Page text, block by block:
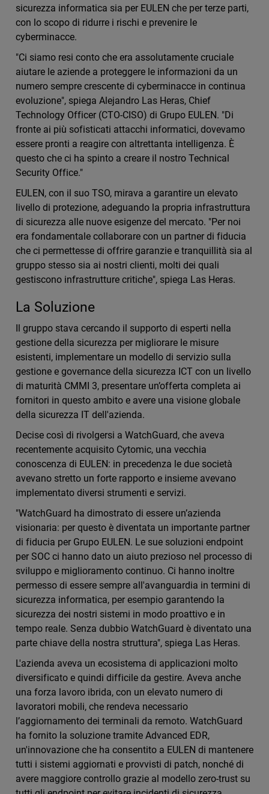
sicurezza informatica sia per EULEN che per terze parti,
con lo scopo di ridurre i rischi e prevenire le
cyberminacce.
"Ci siamo resi conto che era assolutamente cruciale
aiutare le aziende a proteggere le informazioni da un
numero sempre crescente di cyberminacce in continua
evoluzione", spiega Alejandro Las Heras, Chief
Technology Officer (CTO-CISO) di Grupo EULEN. "Di
fronte ai più sofisticati attacchi informatici, dovevamo
essere pronti a reagire con altrettanta intelligenza. È
questo che ci ha spinto a creare il nostro Technical
Security Office."
EULEN, con il suo TSO, mirava a garantire un elevato
livello di protezione, adeguando la propria infrastruttura
di sicurezza alle nuove esigenze del mercato. "Per noi
era fondamentale collaborare con un partner di fiducia
che ci permettesse di offrire garanzie e tranquillità sia al
gruppo stesso sia ai nostri clienti, molti dei quali
gestiscono infrastrutture critiche", spiega Las Heras.
La Soluzione
Il gruppo stava cercando il supporto di esperti nella
gestione della sicurezza per migliorare le misure
esistenti, implementare un modello di servizio sulla
gestione e governance della sicurezza ICT con un livello
di maturità CMMI 3, presentare un’offerta completa ai
fornitori in questo ambito e avere una visione globale
della sicurezza IT dell'azienda.
Decise così di rivolgersi a WatchGuard, che aveva
recentemente acquisito Cytomic, una vecchia
conoscenza di EULEN: in precedenza le due società
avevano stretto un forte rapporto e insieme avevano
implementato diversi strumenti e servizi.
"WatchGuard ha dimostrato di essere un’azienda
visionaria: per questo è diventata un importante partner
di fiducia per Grupo EULEN. Le sue soluzioni endpoint
per SOC ci hanno dato un aiuto prezioso nel processo di
sviluppo e miglioramento continuo. Ci hanno inoltre
permesso di essere sempre all'avanguardia in termini di
sicurezza informatica, per esempio garantendo la
sicurezza dei nostri sistemi in modo proattivo e in
tempo reale. Senza dubbio WatchGuard è diventato una
parte chiave della nostra struttura", spiega Las Heras.
L'azienda aveva un ecosistema di applicazioni molto
diversificato e quindi difficile da gestire. Aveva anche
una forza lavoro ibrida, con un elevato numero di
lavoratori mobili, che rendeva necessario
l’aggiornamento dei terminali da remoto. WatchGuard
ha fornito la soluzione tramite Advanced EDR,
un'innovazione che ha consentito a EULEN di mantenere
tutti i sistemi aggiornati e provvisti di patch, nonché di
avere maggiore controllo grazie al modello zero-trust su